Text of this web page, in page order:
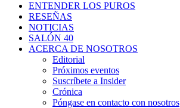
ENTENDER LOS PUROS
RESEÑAS
NOTICIAS
SALÓN 40
ACERCA DE NOSOTROS
Editorial
Próximos eventos
Suscríbete a Insider
Crónica
Póngase en contacto con nosotros